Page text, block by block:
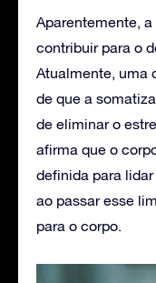
Aparentemente,
contribuir para o
Atualmente, uma
de que a
de eliminar o
afirma que o
definida para
ao passar esse
para o corpo.